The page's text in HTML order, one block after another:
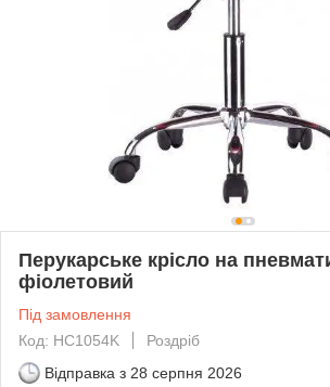
Перукарське крісло на
фіолетовий
Під замовлення
Код: HC1054K
Роздріб
Відправка з 28 серпня 2026